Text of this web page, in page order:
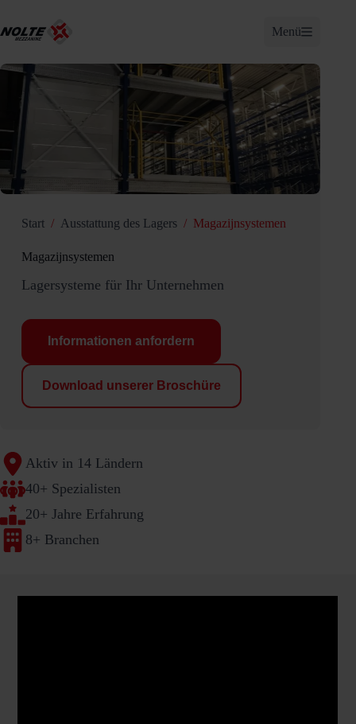
springen
Menü
Start / Ausstattung des Lagers / Magazijnsystemen
Magazijnsystemen
Lagersysteme für Ihr Unternehmen
Informationen anfordern
Download unserer Broschüre
Aktiv in 14 Ländern
40+ Spezialisten
20+ Jahre Erfahrung
8+ Branchen